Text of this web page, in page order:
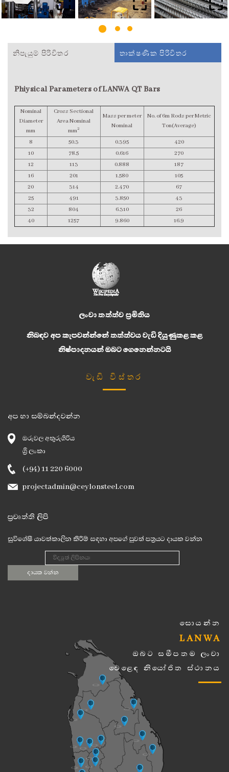
නිපැයුම් පිරිවිතර තාක්ෂණික පිරිවිතර
Phiysical Parameters of LANWA QT Bars
Nominal
Diameter
mm
Cross Sectional
Area Nominal
mm2
Mass per meter
Nominal
No. of 6m Rods per Metric
Ton(Average)
8 50.3 0.395
420
10
78.5 0.616
270
12
113 0.888
187
16
201 1.580
105
20
314 2.470
67
25
491 3.850
43
32
804 6.310
26
40
1257 9.860 16.9
ලංවා තත්ත්ව ප්‍රමිතිය
නිබඳව අප කැපවන්න්නේ තත්ත්වය වැඩි දියුණුකළ කළ
නිෂ්පාදනයන් ඔබට ගෙනෙන්නටයි
වැඩි විස්තර
අප හා සම්බන්දවන්න
ඔරුවල අතුරුගිරිය
ශ්‍රී ලංකා
(+94) 11 220 6000
projectadmin@ceylonsteel.com
ප්‍රවෘත්ති ලිපි
සුවිශේෂී යාවත්කාලීන කිරීම් සඳහා අපගේ පුවත් පත්‍රයට දායක වන්න
සොයන්න
LANWA
ඔබට සමීපතම ලංවා
වෙළෙඳ නියෝජිත ස්ථානය